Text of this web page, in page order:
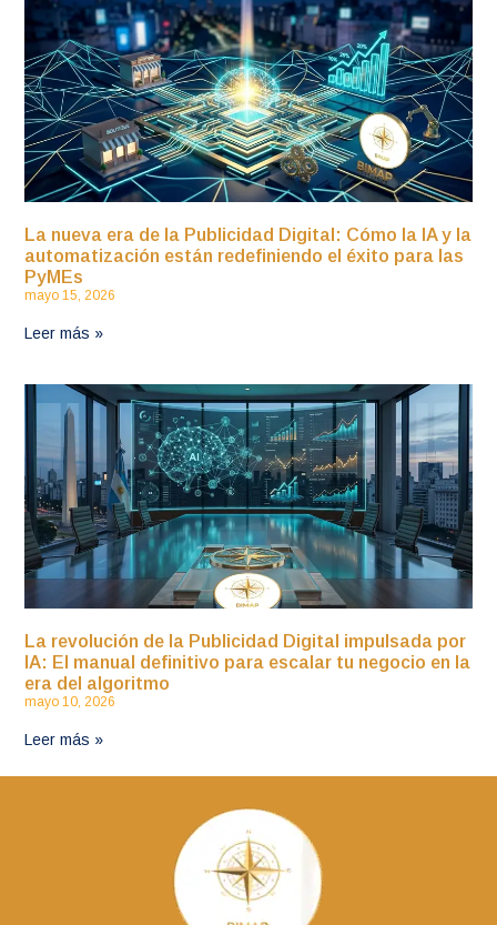
La nueva era de la Publicidad Digital: Cómo la IA y la
automatización están redefiniendo el éxito para las
PyMEs
mayo 15, 2026
Leer más »
La revolución de la Publicidad Digital impulsada por
IA: El manual definitivo para escalar tu negocio en la
era del algoritmo
mayo 10, 2026
Leer más »